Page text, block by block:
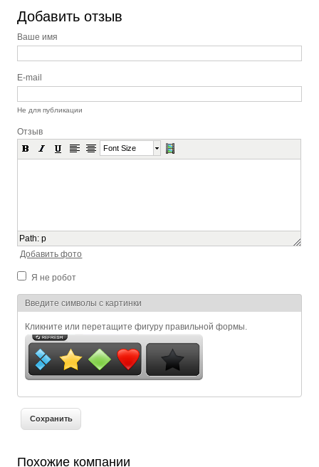
Добавить отзыв
Ваше имя
E-mail
Не для публикации
Отзыв
Font Size
Path:p
Добавить фото
Я не робот
Я спамер
Введите символы с картинки
Кликните или перетащите фигуру правильной формы.
Похожие компании